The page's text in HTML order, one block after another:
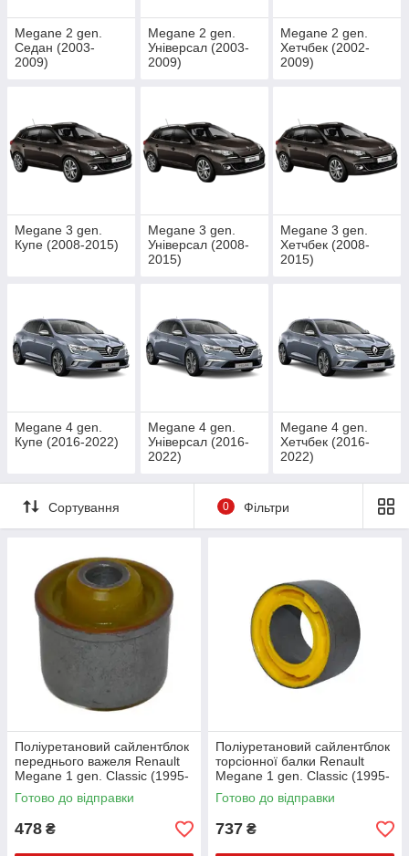
Megane 2 gen.
Седан (2003-
2009)
Megane 2 gen.
Універсал (2003-
2009)
Megane 2 gen.
Хетчбек (2002-
2009)
Megane 3 gen.
Купе (2008-2015)
Megane 3 gen.
Універсал (2008-
2015)
Megane 3 gen.
Хетчбек (2008-
2015)
Megane 4 gen.
Купе (2016-2022)
Megane 4 gen.
Універсал (2016-
2022)
Megane 4 gen.
Хетчбек (2016-
2022)
Сортування 0 Фільтри
Поліуретановий сайлентблок
переднього важеля Renault
Megane 1 gen. Classic (1995-
2003) v17
Готово до відправки
478 ₴
Поліуретановий сайлентблок
торсіонної балки Renault
Megane 1 gen. Classic (1995-
2003) v17
Готово до відправки
737 ₴